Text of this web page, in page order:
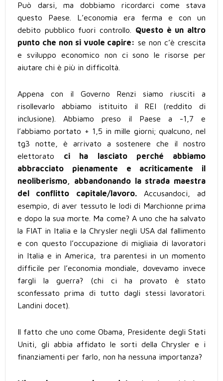
Può darsi, ma dobbiamo ricordarci come stava
questo Paese. L’economia era ferma e con un
debito pubblico fuori controllo. Questo è un altro
punto che non si vuole capire: se non c’è crescita
e sviluppo economico non ci sono le risorse per
aiutare chi è più in difficoltà.
Appena con il Governo Renzi siamo riusciti a
risollevarlo abbiamo istituito il REI (reddito di
inclusione). Abbiamo preso il Paese a -1,7 e
l’abbiamo portato + 1,5 in mille giorni; qualcuno, nel
tg3 notte, è arrivato a sostenere che il nostro
elettorato ci ha lasciato perché abbiamo
abbracciato pienamente e acriticamente il
neoliberismo, abbandonando la strada maestra
del conflitto capitale/lavoro.Accusandoci, ad
esempio, di aver tessuto le lodi di Marchionne prima
e dopo la sua morte. Ma come? A uno che ha salvato
la FIAT in Italia e la Chrysler negli USA dal fallimento
e con questo l’occupazione di migliaia di lavoratori
in Italia e in America, tra parentesi in un momento
difficile per l’economia mondiale, dovevamo invece
fargli la guerra? (chi ci ha provato è stato
sconfessato prima di tutto dagli stessi lavoratori.
Landini docet).
Il fatto che uno come Obama, Presidente degli Stati
Uniti, gli abbia affidato le sorti della Chrysler e i
finanziamenti per farlo, non ha nessuna importanza?